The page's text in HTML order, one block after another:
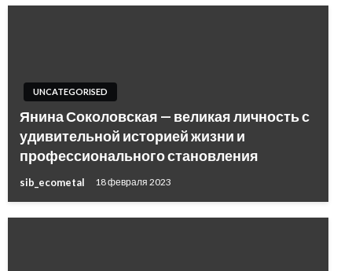
UNCATEGORISED
Янина Соколовская — великая личность с
удивительной историей жизни и
профессионального становления
sib_ecometal 18 февраля 2023